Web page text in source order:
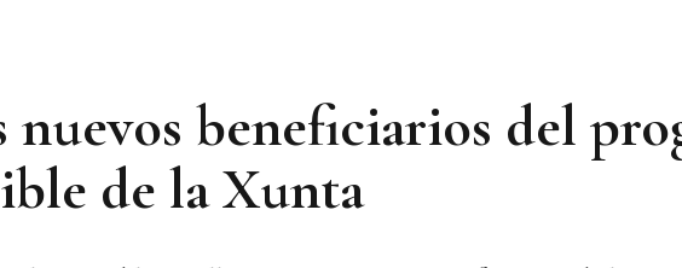
beneficiarios del
de la Xunta